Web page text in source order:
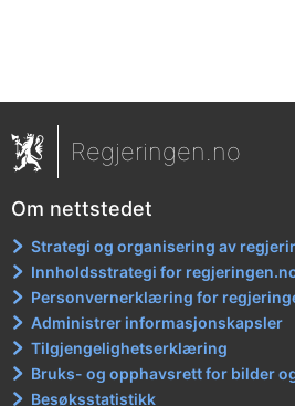
Regjeringen.no
Om nettstedet
Strategi og organisering av
Innholdsstrategi for
Personvernerklæring for
Administrer informasjonskapsler
Tilgjengelighetserklæring
Bruks- og opphavsrett for bilder
Besøksstatistikk